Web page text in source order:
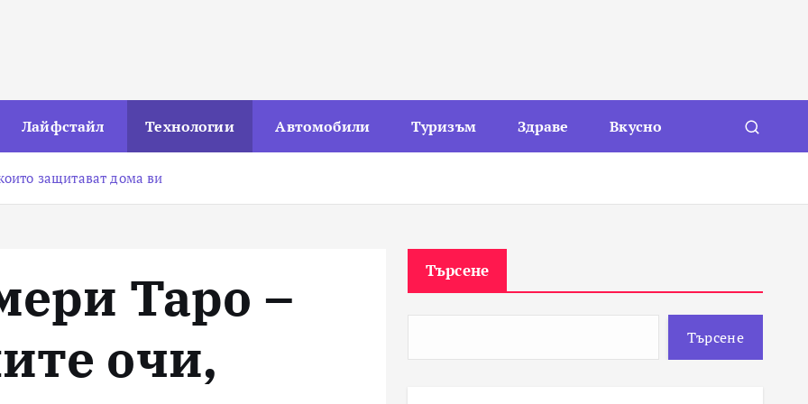
Лайфстайл Технологии Автомобили Туризъм Здраве Вкусно
защитават дома ви
Tapo –
очи,
Търсене
Търсене